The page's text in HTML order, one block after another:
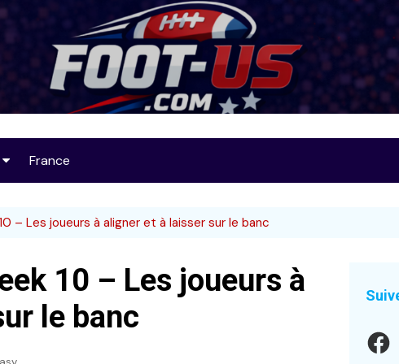
Foot-US
France
– Les joueurs à aligner et à laisser sur le banc
10 – Les joueurs à
le banc